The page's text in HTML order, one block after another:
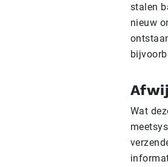
stalen
nieuw
Wat